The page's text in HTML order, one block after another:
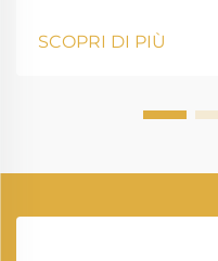
operazioni
edili o sistemi di
SCOPRI DI PIÙ